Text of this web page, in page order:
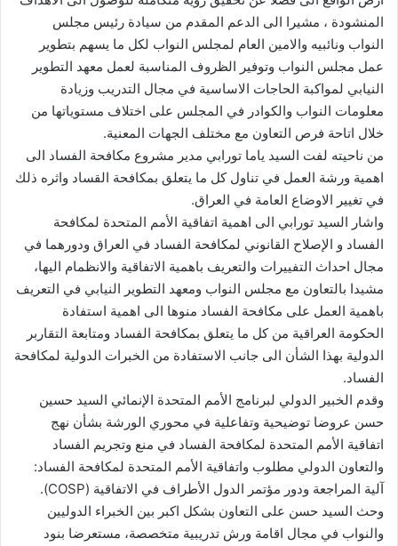
المنشودة ، مشيرا الى الدعم المقدم من سيادة رئيس مجلس
النواب ونائبيه والامين العام لمجلس النواب لكل ما يسهم بتطوير
عمل مجلس النواب وتوفير الظروف المناسبة لعمل معهد التطوير
النيابي لمواكبة الحاجات الاساسية في مجال التدريب وزيادة
معلومات النواب والكوادر في المجلس على اختلاف مستوياتها من
خلال اتاحة فرص التعاون مع مختلف الجهات المعنية.
من ناحيته لفت السيد ياما تورابي مدير مشروع مكافحة الفساد الى
اهمية ورشة العمل في تناول كل ما يتعلق بمكافحة القساد واثره ذلك
في تغيير الاوضاع العامة في العراق.
واشار السيد تورابي الى اهمية اتفاقية الأمم المتحدة لمكافحة
الفساد و الإصلاح القانوني لمكافحة الفساد في العراق ودورهما في
مجال احداث التفييرات والتعريف باهمية الاتفاقية والانظمام اليها،
مشيدا بالتعاون مع مجلس النواب ومعهد التطوير النيابي في التعريف
باهمية العمل على مكافحة الفساد منوها الى اهمية استفادة
الحكومة العراقية من كل ما يتعلق بمكافحة الفساد ومتابعة التقاربر
الدولية بهذا الشأن الى جانب الاستفادة من الخبرات الدولية لمكافحة
الفساد.
وقدم الخبير الدولي لبرنامج الأمم المتحدة الإنمائي السيد حسين
حسن عروضا توضيحية وتفاعلية في محوري الورشة بشأن نهج
اتفاقية الأمم المتحدة لمكافحة الفساد في منع وتجريم الفساد
والتعاون الدولي مطلوب واتفاقية الأمم المتحدة لمكافحة الفساد:
آلية المراجعة ودور مؤتمر الدول الأطراف في الاتفاقية (COSP).
وحث السيد حسن على التعاون بشكل اكبر بين الخبراء الدوليين
والنواب في مجال اقامة ورش تدريبية متخصصة، مستعرضا بنود